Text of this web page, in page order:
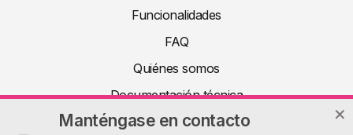
Manténgase en contacto
Funcionalidades
FAQ
Quiénes somos
Documentación técnica
Artículos